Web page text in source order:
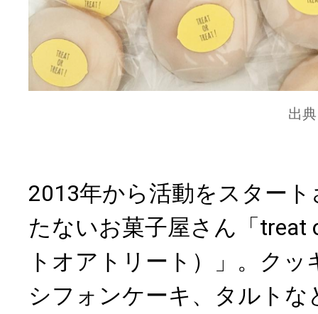
出
2013年から活動をスター
たないお菓子屋さん「treat
トオアトリート）」。ク
シフォンケーキ、タルトな